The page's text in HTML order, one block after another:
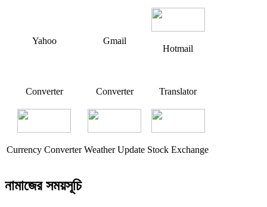
Yahoo Gmail
Hotmail
Converter Converter Translator
Currency Converter Weather Update Stock Exchange
নামাজের সময়সূচি